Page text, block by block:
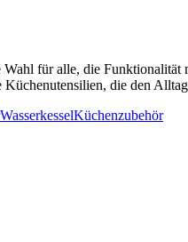
für alle, die
die den
WasserkesselKüchenzubehör